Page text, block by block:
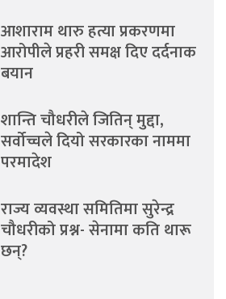
आशाराम थारु हत्या प्रकरणमा
आरोपीले प्रहरी समक्ष दिए दर्दनाक
बयान
शान्ति चौधरीले जितिन् मुद्दा,
सर्वोच्चले दियो सरकारका नाममा
परमादेश
राज्य व्यवस्था समितिमा सुरेन्द्र
चौधरीको प्रश्न- सेनामा कति थारू
छन्?